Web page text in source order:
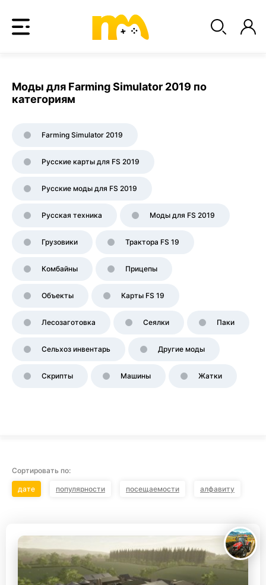
Моды для Farming Simulator 2019 по
категориям
Farming Simulator 2019
Русские карты для FS 2019
Русские моды для FS 2019
Русская техника Моды для FS 2019
Грузовики Трактора FS 19
Комбайны Прицепы
Объекты Карты FS 19
Лесозаготовка Сеялки Паки
Сельхоз инвентарь Другие моды
Скрипты Машины Жатки
Сортировать по:
дате популярности посещаемости алфавиту